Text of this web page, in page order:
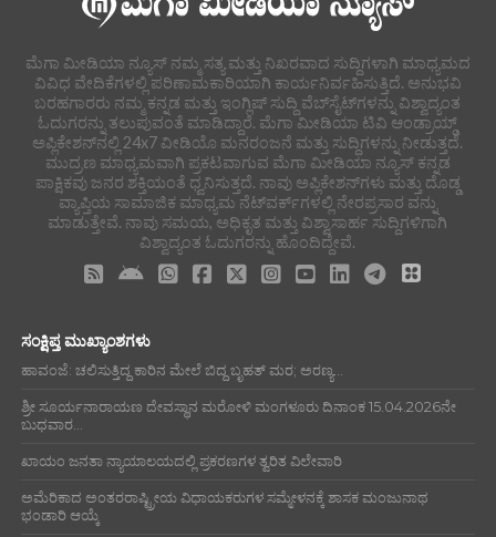
ಮೆಗಾ ಮೀಡಿಯಾ ನ್ಯೂಸ್ ನಮ್ಮ ಸತ್ಯ ಮತ್ತು ನಿಖರವಾದ ಸುದ್ದಿಗಳಾಗಿ ಮಾಧ್ಯಮದ
ವಿವಿಧ ವೇದಿಕೆಗಳಲ್ಲಿ ಪರಿಣಾಮಕಾರಿಯಾಗಿ ಕಾರ್ಯನಿರ್ವಹಿಸುತ್ತಿದೆ. ಅನುಭವಿ
ಬರಹಗಾರರು ನಮ್ಮ ಕನ್ನಡ ಮತ್ತು ಇಂಗ್ಲಿಷ್ ಸುದ್ದಿ ವೆಬ್‌ಸೈಟ್‌ಗಳನ್ನು ವಿಶ್ವಾದ್ಯಂತ
ಓದುಗರನ್ನು ತಲುಪುವಂತೆ ಮಾಡಿದ್ದಾರೆ. ಮೆಗಾ ಮೀಡಿಯಾ ಟಿವಿ ಆಂಡ್ರಾಯ್ಡ್
ಅಪ್ಲಿಕೇಶನ್‌ನಲ್ಲಿ 24x7 ವೀಡಿಯೊ ಮನರಂಜನೆ ಮತ್ತು ಸುದ್ದಿಗಳನ್ನು ನೀಡುತ್ತದೆ.
ಮುದ್ರಣ ಮಾಧ್ಯಮವಾಗಿ ಪ್ರಕಟವಾಗುವ ಮೆಗಾ ಮೀಡಿಯಾ ನ್ಯೂಸ್ ಕನ್ನಡ
ಪಾಕ್ಷಿಕವು ಜನರ ಶಕ್ತಿಯಂತೆ ಧ್ವನಿಸುತ್ತದೆ. ನಾವು ಅಪ್ಲಿಕೇಶನ್‌ಗಳು ಮತ್ತು ದೊಡ್ಡ
ವ್ಯಾಪ್ತಿಯ ಸಾಮಾಜಿಕ ಮಾಧ್ಯಮ ನೆಟ್‌ವರ್ಕ್‌ಗಳಲ್ಲಿ ನೇರಪ್ರಸಾರ ವನ್ನು
ಮಾಡುತ್ತೇವೆ. ನಾವು ಸಮಯ, ಅಧಿಕೃತ ಮತ್ತು ವಿಶ್ವಾಸಾರ್ಹ ಸುದ್ದಿಗಳಿಗಾಗಿ
ವಿಶ್ವಾದ್ಯಂತ ಓದುಗರನ್ನು ಹೊಂದಿದ್ದೇವೆ.
ಸಂಕ್ಷಿಪ್ತ ಮುಖ್ಯಾಂಶಗಳು
ಹಾವಂಜೆ: ಚಲಿಸುತ್ತಿದ್ದ ಕಾರಿನ ಮೇಲೆ ಬಿದ್ದ ಬೃಹತ್ ಮರ; ಅರಣ್ಯ...
ಶ್ರೀ ಸೂರ್ಯನಾರಾಯಣ ದೇವಸ್ಥಾನ ಮರೋಳಿ ಮಂಗಳೂರು ದಿನಾಂಕ 15.04.2026ನೇ
ಬುಧವಾರ...
ಖಾಯಂ ಜನತಾ ನ್ಯಾಯಾಲಯದಲ್ಲಿ ಪ್ರಕರಣಗಳ ತ್ವರಿತ ವಿಲೇವಾರಿ
ಅಮೆರಿಕಾದ ಅಂತರರಾಷ್ಟ್ರೀಯ ವಿಧಾಯಕರುಗಳ ಸಮ್ಮೇಳನಕ್ಕೆ ಶಾಸಕ ಮಂಜುನಾಥ
ಭಂಡಾರಿ ಆಯ್ಕೆ